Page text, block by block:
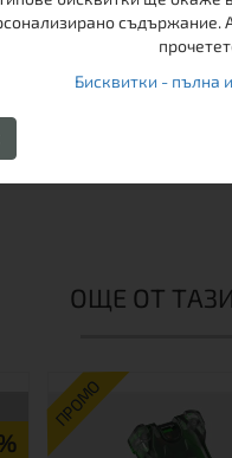
ОЩЕ ОТ
ПРОМО
съдържание.
Бисквитки - пълна